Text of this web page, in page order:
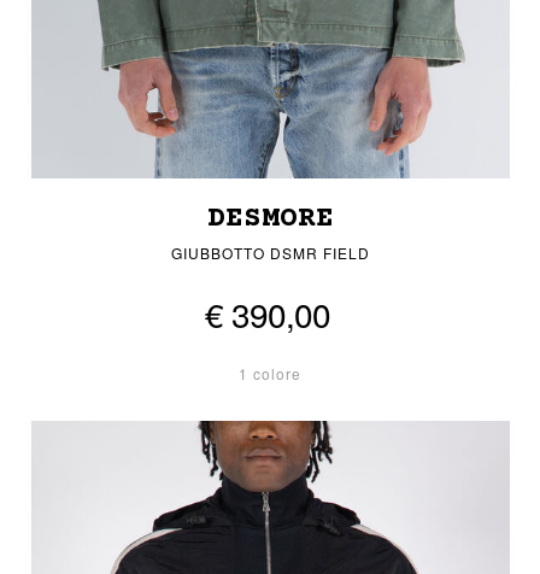
DESMORE
GIUBBOTTO DSMR FIELD
€ 390,00
1 colore